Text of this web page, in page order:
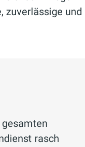
zuverlässige und
gesamten
rasch